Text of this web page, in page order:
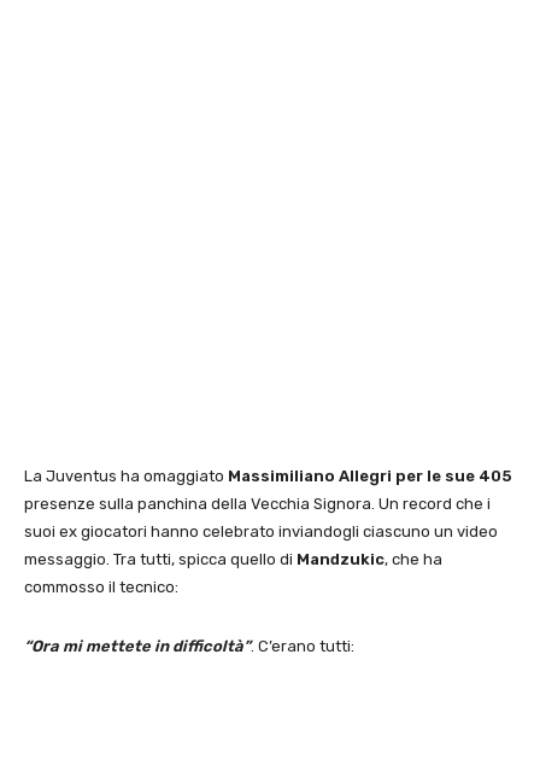
La Juventus ha omaggiato Massimiliano Allegri per le sue 405
presenze sulla panchina della Vecchia Signora. Un record che i
suoi ex giocatori hanno celebrato inviandogli ciascuno un video
messaggio. Tra tutti, spicca quello di Mandzukic, che ha
commosso il tecnico:
“Ora mi mettete in difficoltà”. C’erano tutti: